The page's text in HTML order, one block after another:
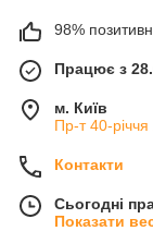
98%
Працює з
м. Київ
Пр-т 40-річчя
Контакти
Сьогодні
Показати